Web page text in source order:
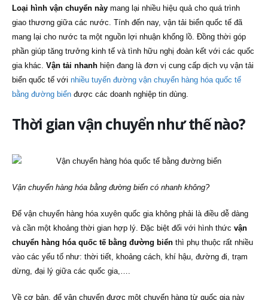
Loại hình vận chuyển này mang lại nhiều hiệu quả cho quá trình
giao thương giữa các nước. Tính đến nay, vận tải biển quốc tế đã
mang lại cho nước ta một nguồn lợi nhuận khổng lồ. Đồng thời góp
phần giúp tăng trưởng kinh tế và tình hữu nghị đoàn kết với các quốc
gia khác. Vận tải nhanh hiện đang là đơn vị cung cấp dịch vụ vận tải
biển quốc tế với nhiều tuyến đường vận chuyển hàng hóa quốc tế
bằng đường biển được các doanh nghiệp tin dùng.
Thời gian vận chuyển như thế nào?
Vận chuyển hàng hóa bằng đường biển có nhanh không?
Để vận chuyển hàng hóa xuyên quốc gia không phải là điều dễ dàng
và cần một khoảng thời gian hợp lý. Đặc biệt đối với hình thức vận
chuyển hàng hóa quốc tế bằng đường biển thì phụ thuộc rất nhiều
vào các yếu tố như: thời tiết, khoảng cách, khí hậu, đường đi, trạm
dừng, đại lý giữa các quốc gia,….
Về cơ bản, để vận chuyển được một chuyến hàng từ quốc gia này